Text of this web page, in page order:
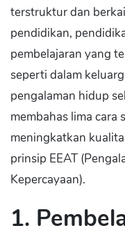
terstruktur dan
pendidikan,
pembelajaran yang
seperti dalam
pengalaman hidup
membahas lima
meningkatkan
prinsip EEAT
Kepercayaan).
1.